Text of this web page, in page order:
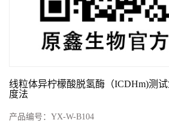
线粒体异柠檬酸脱氢酶（ICDHm)测
度法
产品编号： YX-W-B104